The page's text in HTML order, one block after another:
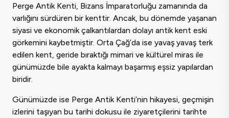
Perge Antik Kenti, Bizans İmparatorluğu zamanında da
varlığını sürdüren bir kenttir. Ancak, bu dönemde yaşanan
siyasi ve ekonomik çalkantılardan dolayı antik kent eski
görkemini kaybetmiştir. Orta Çağ’da ise yavaş yavaş terk
edilen kent, geride bıraktığı mimari ve kültürel miras ile
günümüzde bile ayakta kalmayı başarmış eşsiz yapılardan
biridir.
Günümüzde ise Perge Antik Kenti’nin hikayesi, geçmişin
izlerini taşıyan bu tarihi dokusu ile ziyaretçilerini tarihte